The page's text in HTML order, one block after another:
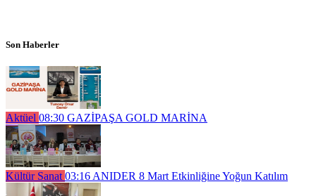
Son Haberler
Aktüel 08:30 GAZİPAŞA GOLD MARİNA
Kültür Sanat 03:16 ANIDER 8 Mart Etkinliğine Yoğun Katılım